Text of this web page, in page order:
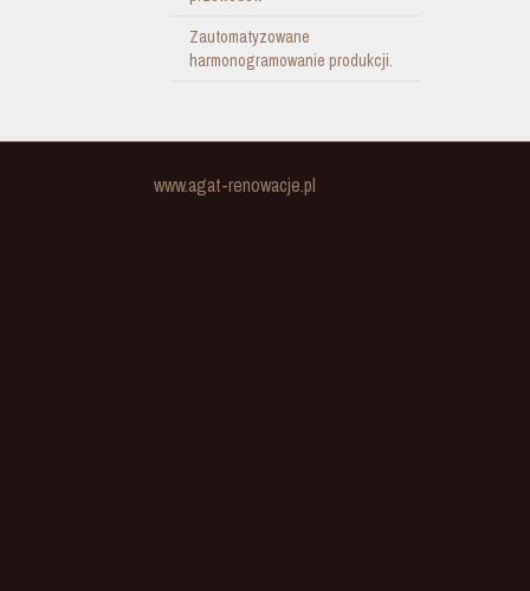
Zautomatyzowane
harmonogramowanie produkcji.
www.agat-renowacje.pl